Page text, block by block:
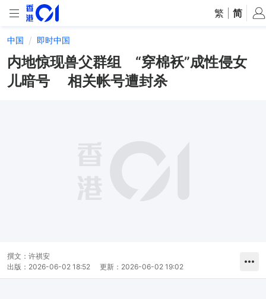
繁 简
中国 即时中国
内地惊现兽父群组 “穿棉袄”成性侵女
儿暗号 相关帐号遭封杀
撰文： 许祺安
出版： 2026-06-02 18:52 更新： 2026-06-02 19:02